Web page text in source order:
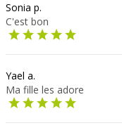
Sonia p.
C'est bon
Yael a.
Ma fille les adore